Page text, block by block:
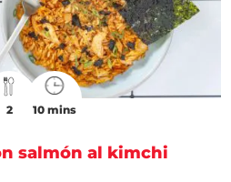
2 10 mins
salmón al kimchi